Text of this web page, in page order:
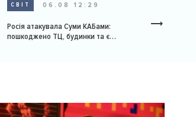
СВІТ 06.08 12:29
Росія атакувала Суми КАБами:
пошкоджено ТЦ, будинки та є